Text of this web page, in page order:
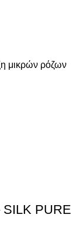
μικρών ρόζων
PURE